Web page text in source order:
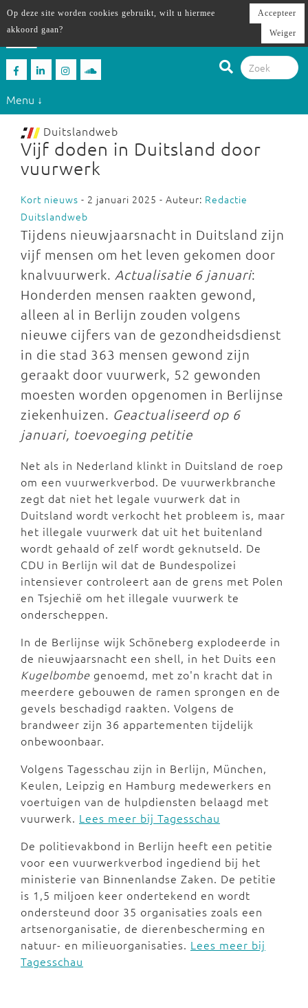
Menu ↓
Duitslandweb
Vijf doden in Duitsland door
vuurwerk
Kort nieuws - 2 januari 2025 - Auteur: Redactie
Duitslandweb
Tijdens nieuwjaarsnacht in Duitsland zijn
vijf mensen om het leven gekomen door
knalvuurwerk. Actualisatie 6 januari:
Honderden mensen raakten gewond,
alleen al in Berlijn zouden volgens
nieuwe cijfers van de gezondheidsdienst
in die stad 363 mensen gewond zijn
geraakt door vuurwerk, 52 gewonden
moesten worden opgenomen in Berlijnse
ziekenhuizen. Geactualiseerd op 6
januari, toevoeging petitie
Net als in Nederland klinkt in Duitsland de roep
om een vuurwerkverbod. De vuurwerkbranche
zegt dat niet het legale vuurwerk dat in
Duitsland wordt verkocht het probleem is, maar
het illegale vuurwerk dat uit het buitenland
wordt gehaald of zelf wordt geknutseld. De
CDU in Berlijn wil dat de Bundespolizei
intensiever controleert aan de grens met Polen
en Tsjechië om het illegale vuurwerk te
onderscheppen.
In de Berlijnse wijk Schöneberg explodeerde in
de nieuwjaarsnacht een shell, in het Duits een
Kugelbombe genoemd, met zo'n kracht dat in
meerdere gebouwen de ramen sprongen en de
gevels beschadigd raakten. Volgens de
brandweer zijn 36 appartementen tijdelijk
onbewoonbaar.
Volgens Tagesschau zijn in Berlijn, München,
Keulen, Leipzig en Hamburg medewerkers en
voertuigen van de hulpdiensten belaagd met
vuurwerk. Lees meer bij Tagesschau
De politievakbond in Berlijn heeft een petitie
voor een vuurwerkverbod ingediend bij het
ministerie van Binnenlandse Zaken. De petitie
is 1,5 miljoen keer ondertekend en wordt
ondersteund door 35 organisaties zoals een
artsenorganisatie, de dierenbescherming en
natuur- en milieuorganisaties. Lees meer bij
Tagesschau
Op deze site worden cookies gebruikt, wilt u hiermee
akkoord gaan?
Accepteer
Weiger